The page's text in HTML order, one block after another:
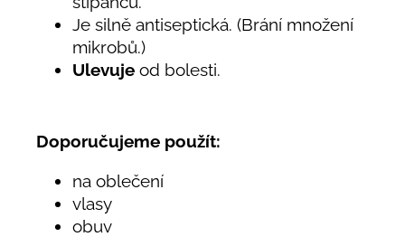
Je silně antiseptická. (Brání množení
mikrobů.)
Ulevuje od bolesti.
Doporučujeme použít:
na oblečení
vlasy
obuv